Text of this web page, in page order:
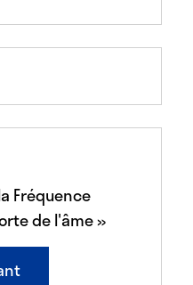
la Fréquence
de l'âme »